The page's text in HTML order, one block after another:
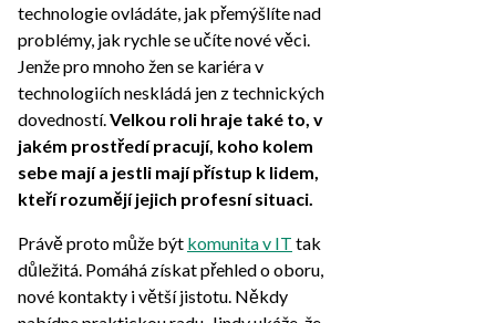
technologie ovládáte, jak přemýšlíte nad
problémy, jak rychle se učíte nové věci.
Jenže pro mnoho žen se kariéra v
technologiích neskládá jen z technických
dovedností.Velkou roli hraje také to, v
jakém prostředí pracují, koho kolem
sebe mají a jestli mají přístup k lidem,
kteří rozumějí jejich profesní situaci.
Právě proto může být komunita v IT tak
důležitá. Pomáhá získat přehled o oboru,
nové kontakty i větší jistotu. Někdy